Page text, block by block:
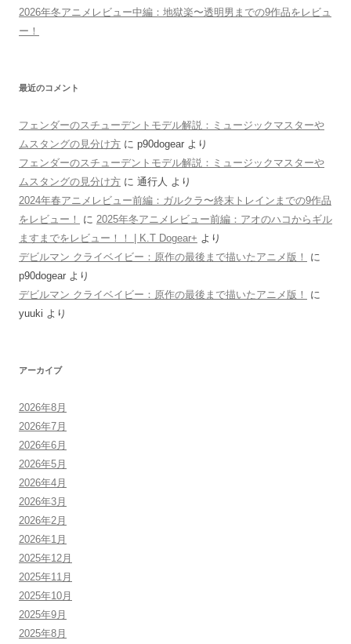
2026年冬アニメレビュー中編：地獄楽〜透明男までの9作品をレビュ
ー！
最近のコメント
フェンダーのスチューデントモデル解説：ミュージックマスターや
ムスタングの見分け方 に p90dogear より
フェンダーのスチューデントモデル解説：ミュージックマスターや
ムスタングの見分け方 に 通行人 より
2024年春アニメレビュー前編：ガルクラ〜終末トレインまでの9作品
をレビュー！
に 2025年冬アニメレビュー前編：アオのハコからギル
ますまでをレビュー！！ | K.T Dogear+ より
デビルマン クライベイビー：原作の最後まで描いたアニメ版！
に
p90dogear より
デビルマン クライベイビー：原作の最後まで描いたアニメ版！
に
yuuki より
アーカイブ
2026年8月
2026年7月
2026年6月
2026年5月
2026年4月
2026年3月
2026年2月
2026年1月
2025年12月
2025年11月
2025年10月
2025年9月
2025年8月